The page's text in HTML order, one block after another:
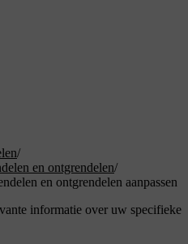
/
en ontgrendelen/
en ontgrendelen aanpassen
informatie over uw specifieke